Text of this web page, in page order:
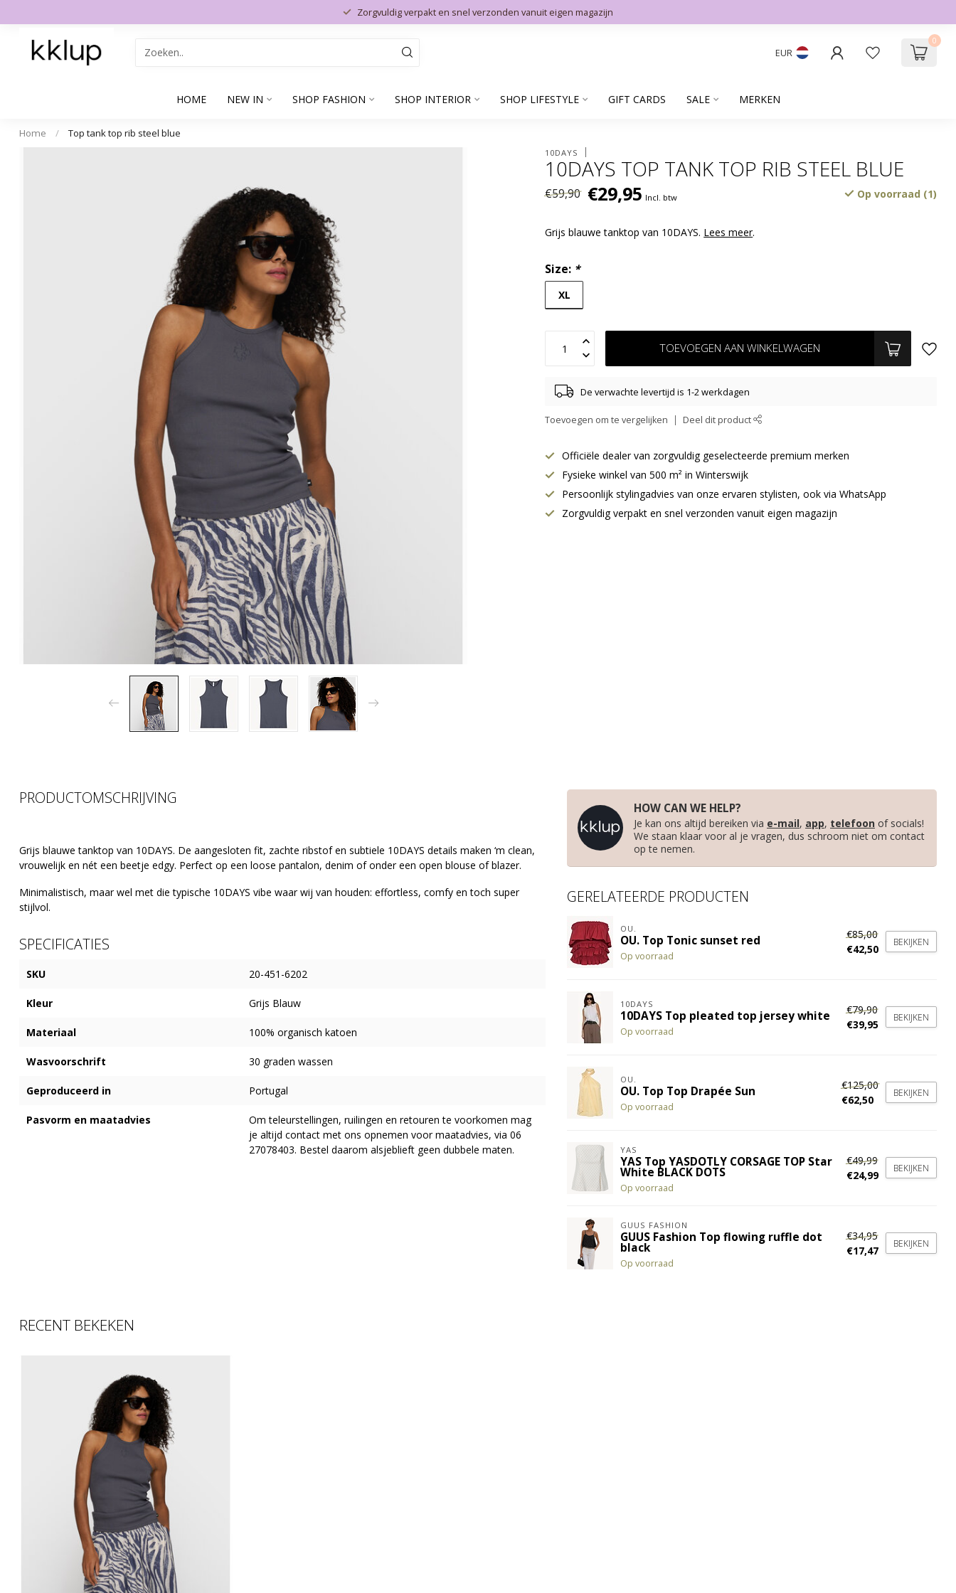
Zorgvuldig verpakt en snel verzonden vanuit eigen magazijn
EUR
0
HOME NEW IN SHOP FASHION SHOP INTERIOR SHOP LIFESTYLE GIFT CARDS SALE MERKEN
Home / Top tank top rib steel blue
10DAYS
10DAYS TOP TANK TOP RIB STEEL BLUE
€59,90 €29,95 Incl. btw Op voorraad (1)
Grijs blauwe tanktop van 10DAYS. Lees meer.
Size: *
XL
TOEVOEGEN AAN WINKELWAGEN
De verwachte levertijd is 1-2 werkdagen
Toevoegen om te vergelijken Deel dit product
Officiële dealer van zorgvuldig geselecteerde premium merken
Fysieke winkel van 500 m² in Winterswijk
Persoonlijk stylingadvies van onze ervaren stylisten, ook via WhatsApp
Zorgvuldig verpakt en snel verzonden vanuit eigen magazijn
PRODUCTOMSCHRIJVING
Grijs blauwe tanktop van 10DAYS. De aangesloten fit, zachte ribstof en subtiele 10DAYS details maken ‘m clean,
vrouwelijk en nét een beetje edgy. Perfect op een loose pantalon, denim of onder een open blouse of blazer.
Minimalistisch, maar wel met die typische 10DAYS vibe waar wij van houden: effortless, comfy en toch super
stijlvol.
SPECIFICATIES
SKU 20-451-6202
Kleur Grijs Blauw
Materiaal 100% organisch katoen
Wasvoorschrift 30 graden wassen
Geproduceerd in Portugal
Pasvorm en maatadvies
Om teleurstellingen, ruilingen en retouren te voorkomen mag
je altijd contact met ons opnemen voor maatadvies, via 06
27078403. Bestel daarom alsjeblieft geen dubbele maten.
HOW CAN WE HELP?
Je kan ons altijd bereiken via e-mail, app, telefoon of socials!
We staan klaar voor al je vragen, dus schroom niet om contact
op te nemen.
GERELATEERDE PRODUCTEN
OU.
OU. Top Tonic sunset red
Op voorraad
€85,00
€42,50
BEKIJKEN
10DAYS
10DAYS Top pleated top jersey white
Op voorraad
€79,90
€39,95
BEKIJKEN
OU.
OU. Top Top Drapée Sun
Op voorraad
€125,00
€62,50
BEKIJKEN
YAS
YAS Top YASDOTLY CORSAGE TOP Star
White BLACK DOTS
Op voorraad
€49,99
€24,99
BEKIJKEN
GUUS FASHION
GUUS Fashion Top flowing ruffle dot
black
Op voorraad
€34,95
€17,47
BEKIJKEN
RECENT BEKEKEN